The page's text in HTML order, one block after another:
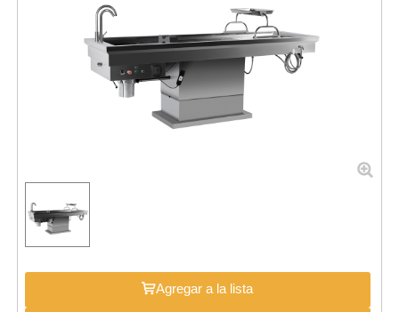
Agregar a la lista